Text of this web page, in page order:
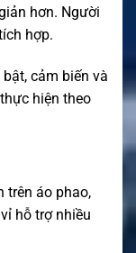
hơn. Người
hợp.
cảm biến và
hiện theo
trên áo phao,
hỗ trợ nhiều